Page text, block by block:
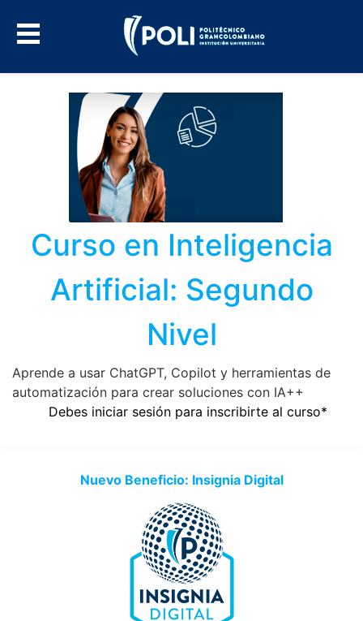
Curso en Inteligencia
Artificial: Segundo
Nivel
Aprende a usar ChatGPT, Copilot y herramientas de
automatización para crear soluciones con IA++
Debes iniciar sesión para inscribirte al curso*
Nuevo Beneficio: Insignia Digital